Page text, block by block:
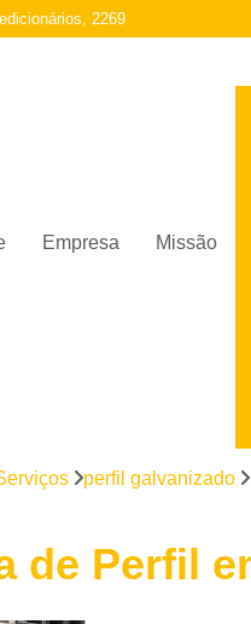
2269
Empresa Missão
perfil galvanizado
de Perfil